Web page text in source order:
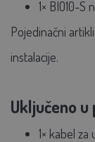
1× BIO10-
Pojedinačni
instalacije.
Uključeno
1× kabel za